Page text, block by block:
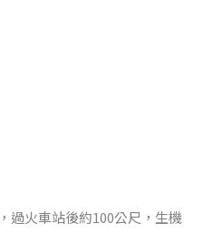
過火車站後約100公尺，生機